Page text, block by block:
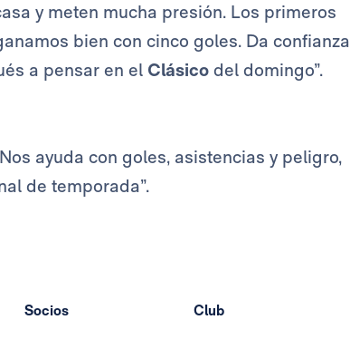
y meten mucha presión. Los primeros
bien con cinco goles. Da confianza
a pensar en el Clásico del domingo”.
ayuda con goles, asistencias y peligro,
de temporada”.
Socios Club